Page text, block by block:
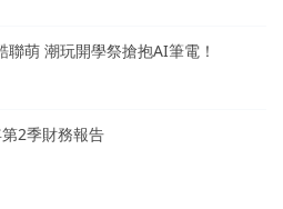
聯萌 潮玩開學祭搶抱AI筆電！
2季財務報告